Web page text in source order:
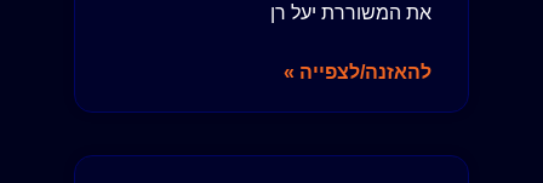
את המשוררת יעל רן
להאזנה/לצפייה »